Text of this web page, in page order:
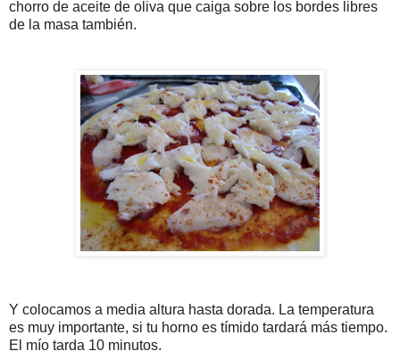
chorro de aceite de oliva que caiga sobre los bordes libres
de la masa también.
Y colocamos a media altura hasta dorada. La temperatura
es muy importante, si tu horno es tímido tardará más tiempo.
El mío tarda 10 minutos.